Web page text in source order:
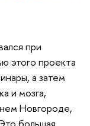
при
этого проекта
а затем
и мозга,
Новгороде,
большая